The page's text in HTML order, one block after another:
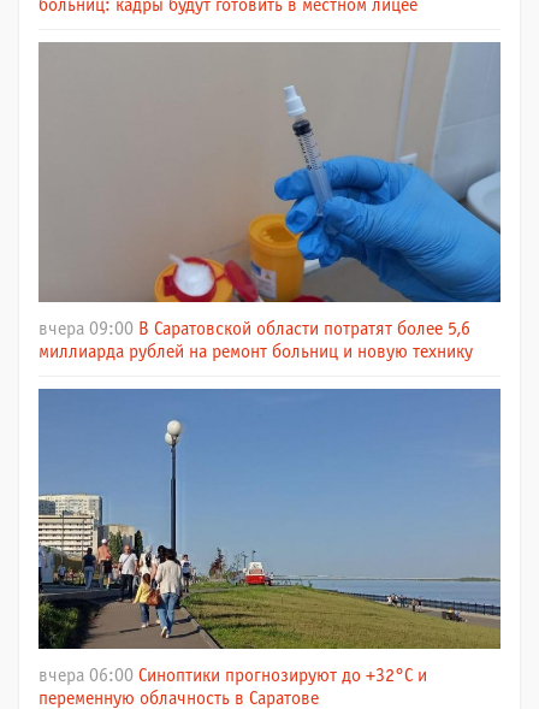
больниц: кадры будут готовить в местном лицее
вчера 09:00 В Саратовской области потратят более 5,6
миллиарда рублей на ремонт больниц и новую технику
вчера 06:00 Синоптики прогнозируют до +32°C и
переменную облачность в Саратове